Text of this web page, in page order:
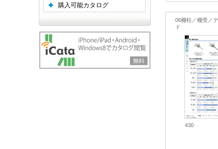
06棚柱／棚受／
ド
430
購入可能カタログ